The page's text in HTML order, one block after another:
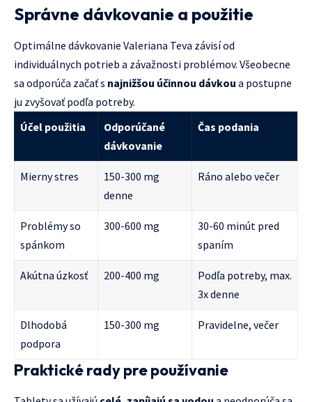
Správne dávkovanie a použitie
Optimálne dávkovanie Valeriana Teva závisí od
individuálnych potrieb a závažnosti problémov. Všeobecne
sa odporúča začať s najnižšou účinnou dávkou a postupne
ju zvyšovať podľa potreby.
Účel použitia
Odporúčané
dávkovanie
Čas podania
Mierny stres
150-300 mg
denne
Ráno alebo večer
Problémy so
spánkom
300-600 mg
30-60 minút pred
spaním
Akútna úzkosť 200-400 mg
Podľa potreby, max.
3x denne
Dlhodobá
podpora
150-300 mg Pravidelne, večer
Praktické rady pre používanie